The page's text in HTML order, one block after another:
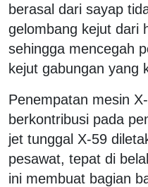
berasal dari sayap
gelombang kejut dari
sehingga mencegah
kejut gabungan yang
Penempatan mesin
berkontribusi pada
jet tunggal X-59
pesawat, tepat di
ini membuat bagian